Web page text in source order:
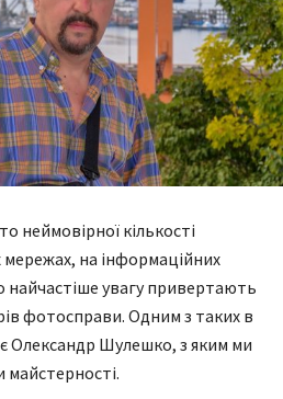
неймовірної кількості
на інформаційних
найчастіше увагу привертають
фотосправи. Одним з таких в
є Олександр Шулешко, з яким ми